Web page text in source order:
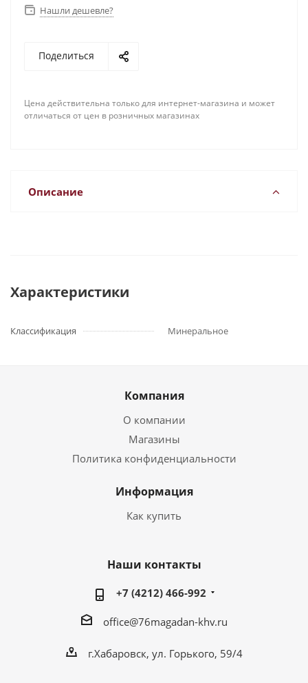
Нашли дешевле?
Поделиться
Цена действительна только для интернет-магазина и может
отличаться от цен в розничных магазинах
Описание
Характеристики
Классификация Минеральное
Компания
О компании
Магазины
Политика конфиденциальности
Информация
Как купить
Наши контакты
+7 (4212) 466-992
office@76magadan-khv.ru
г.Хабаровск, ул. Горького, 59/4